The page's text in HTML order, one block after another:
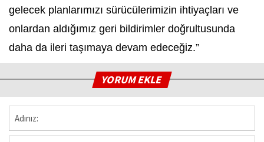
gelecek planlarımızı sürücülerimizin ihtiyaçları ve
onlardan aldığımız geri bildirimler doğrultusunda
daha da ileri taşımaya devam edeceğiz.”
YORUM EKLE